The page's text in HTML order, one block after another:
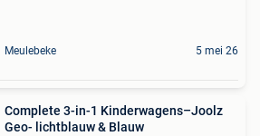
Meulebeke 5 mei 26
Complete 3-in-1 Kinderwagens–Joolz
Geo- lichtblauw & Blauw